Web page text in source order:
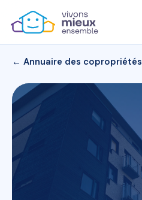
← Annuaire des copropriétés